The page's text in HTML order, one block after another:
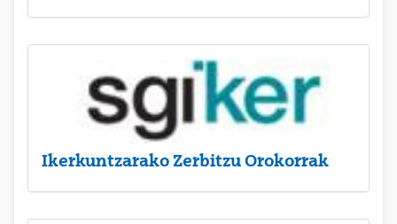
Ikerkuntzarako Zerbitzu Orokorrak